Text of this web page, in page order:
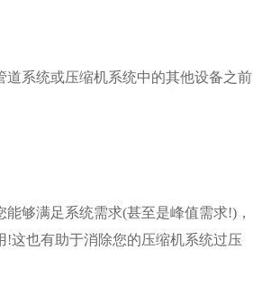
系统或压缩机系统中的其他设备之前
够满足系统需求(甚至是峰值需求!)，
这也有助于消除您的压缩机系统过压